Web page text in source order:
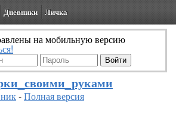
Дневники Личка
на мобильную версию
-Полная версия